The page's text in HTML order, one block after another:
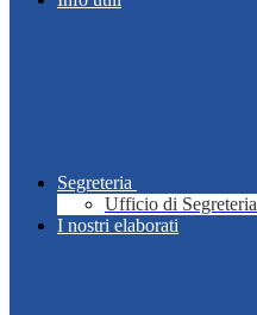
Segreteria
Ufficio di Segreteria
I nostri elaborati